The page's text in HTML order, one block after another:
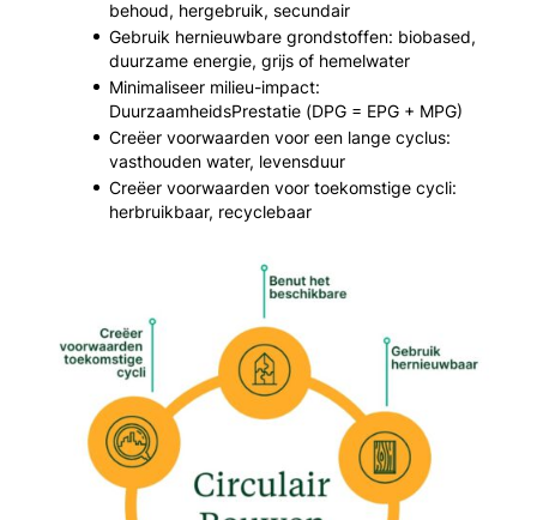
behoud, hergebruik, secundair
Gebruik hernieuwbare grondstoffen: biobased,
duurzame energie, grijs of hemelwater
Minimaliseer milieu-impact:
DuurzaamheidsPrestatie (DPG = EPG + MPG)
Creëer voorwaarden voor een lange cyclus:
vasthouden water, levensduur
Creëer voorwaarden voor toekomstige cycli:
herbruikbaar, recyclebaar